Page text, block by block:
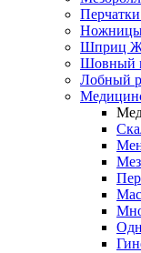
Шприц
Шовный
Лобный